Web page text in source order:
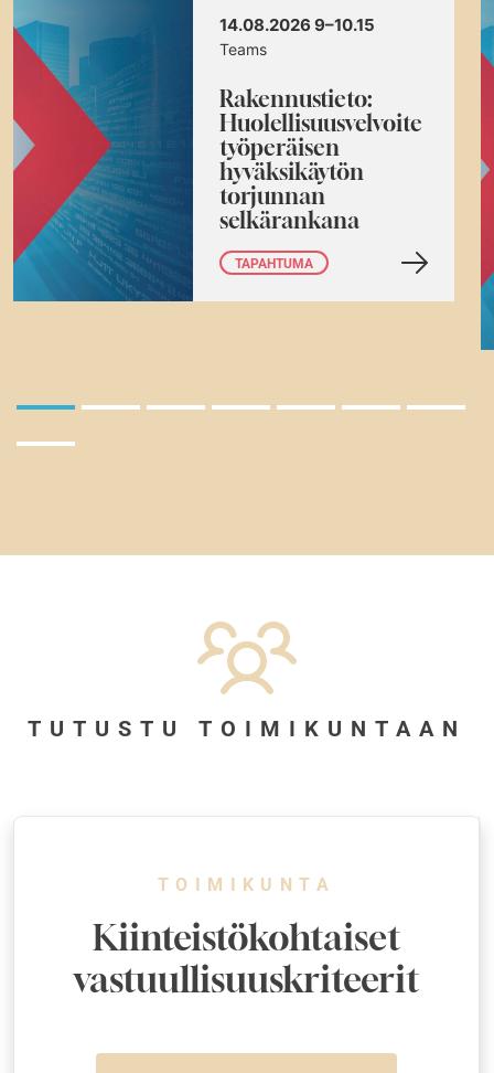
14.08.2026 9–10.15
Teams
Rakennustieto:
Huolellisuusvelvoite
työperäisen
hyväksikäytön
torjunnan
selkärankana
TAPAHTUMA
TUTUSTU TOIMIKUNTAAN
TOIMIKUNTA
Kiinteistökohtaiset
vastuullisuuskriteerit